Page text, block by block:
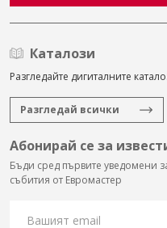
Каталози
Разгледайте дигиталните
Разгледай всички
Абонирай се за
Бъди сред първите уведомени
събития от Евромастер